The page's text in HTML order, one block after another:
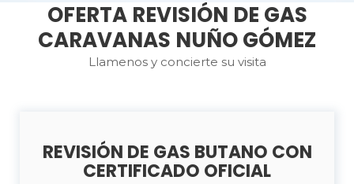
OFERTA REVISIÓN DE GAS
CARAVANAS NUÑO GÓMEZ
Llamenos y concierte su visita
REVISIÓN DE GAS BUTANO CON
CERTIFICADO OFICIAL